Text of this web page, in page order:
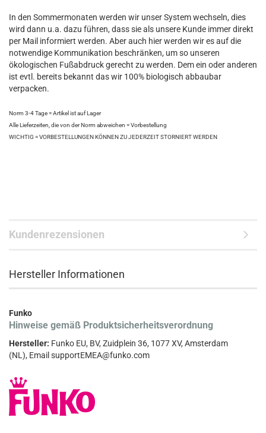
In den Sommermonaten werden wir unser System wechseln, dies
wird dann u.a. dazu führen, dass sie als unsere Kunde immer direkt
per Mail informiert werden. Aber auch hier werden wir es auf die
notwendige Kommunikation beschränken, um so unseren
ökologischen Fußabdruck gerecht zu werden. Dem ein oder anderen
ist evtl. bereits bekannt das wir 100% biologisch abbaubar
verpacken.
Norm 3-4 Tage = Artikel ist auf Lager
Alle Lieferzeiten, die von der Norm abweichen = Vorbestellung
WICHTIG = VORBESTELLUNGEN KÖNNEN ZU JEDERZEIT STORNIERT WERDEN
Kundenrezensionen
Hersteller Informationen
Funko
Hinweise gemäß Produktsicherheitsverordnung
Hersteller: Funko EU, BV, Zuidplein 36, 1077 XV, Amsterdam
(NL), Email supportEMEA@funko.com